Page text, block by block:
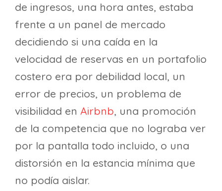
de ingresos, una hora antes, estaba
frente a un panel de mercado
decidiendo si una caída en la
velocidad de reservas en un portafolio
costero era por debilidad local, un
error de precios, un problema de
visibilidad en Airbnb, una promoción
de la competencia que no lograba ver
por la pantalla todo incluido, o una
distorsión en la estancia mínima que
no podía aislar.